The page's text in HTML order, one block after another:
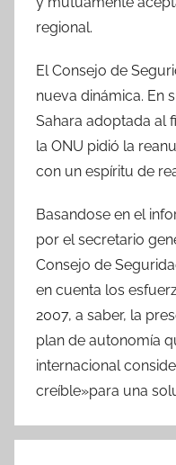
regional.
El Consejo de
nueva dinámica. En
Sahara adoptada al
la ONU pidió la
con un espíritu de
Basandose en el
por el secretario
Consejo de
en cuenta los
2007, a saber, la
plan de autonomía
internacional
creíble»para una